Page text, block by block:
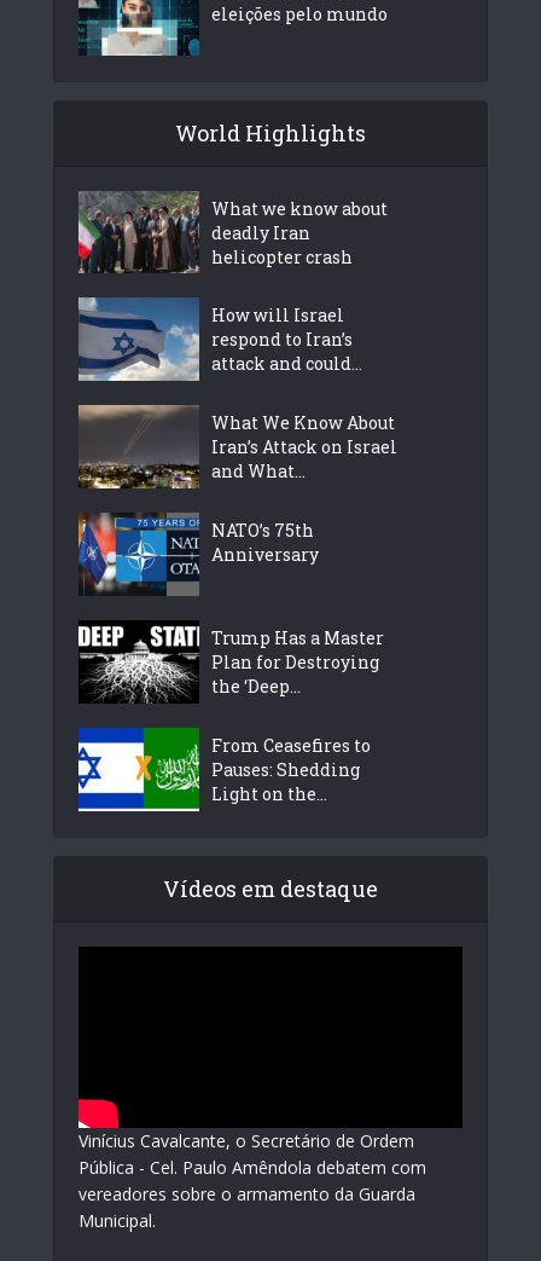
eleições pelo mundo
World Highlights
What we know about
deadly Iran
helicopter crash
How will Israel
respond to Iran’s
attack and could...
What We Know About
Iran’s Attack on Israel
and What...
NATO’s 75th
Anniversary
Trump Has a Master
Plan for Destroying
the ‘Deep...
From Ceasefires to
Pauses: Shedding
Light on the...
Vídeos em destaque
Vinícius Cavalcante, o Secretário de Ordem
Pública - Cel. Paulo Amêndola debatem com
vereadores sobre o armamento da Guarda
Municipal.